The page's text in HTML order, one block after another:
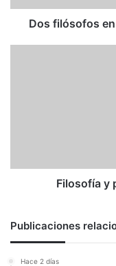
Dos filósofos
Filosofía y
Publicaciones
Hace 2 días